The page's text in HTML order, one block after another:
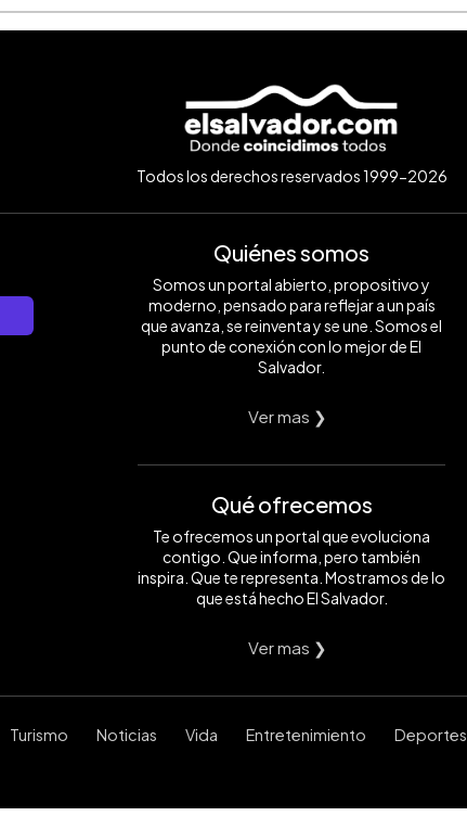
Todos los derechos reservados 1999-2026
Quiénes somos
Somos un portal abierto, propositivo y
moderno, pensado para reflejar a un país
que avanza, se reinventa y se une. Somos el
punto de conexión con lo mejor de El
Salvador.
Ver mas ❯
Qué ofrecemos
Te ofrecemos un portal que evoluciona
contigo. Que informa, pero también
inspira. Que te representa. Mostramos de lo
que está hecho El Salvador.
Ver mas ❯
Turismo Noticias Vida Entretenimiento Deportes